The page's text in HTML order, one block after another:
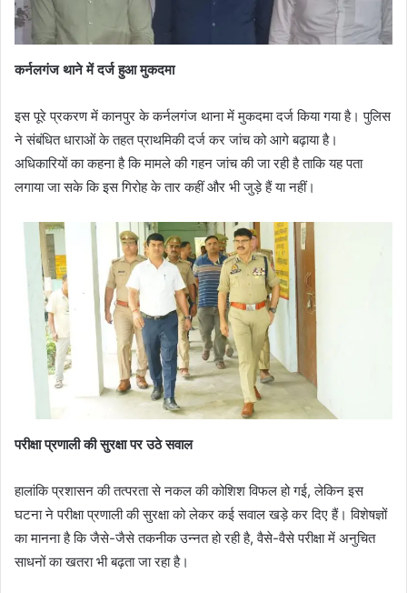
कर्नलगंज थाने में दर्ज हुआ मुकदमा
इस पूरे प्रकरण में कानपुर के कर्नलगंज थाना में मुकदमा दर्ज किया गया है। पुलिस
ने संबंधित धाराओं के तहत प्राथमिकी दर्ज कर जांच को आगे बढ़ाया है।
अधिकारियों का कहना है कि मामले की गहन जांच की जा रही है ताकि यह पता
लगाया जा सके कि इस गिरोह के तार कहीं और भी जुड़े हैं या नहीं।
परीक्षा प्रणाली की सुरक्षा पर उठे सवाल
हालांकि प्रशासन की तत्परता से नकल की कोशिश विफल हो गई, लेकिन इस
घटना ने परीक्षा प्रणाली की सुरक्षा को लेकर कई सवाल खड़े कर दिए हैं। विशेषज्ञों
का मानना है कि जैसे-जैसे तकनीक उन्नत हो रही है, वैसे-वैसे परीक्षा में अनुचित
साधनों का खतरा भी बढ़ता जा रहा है।